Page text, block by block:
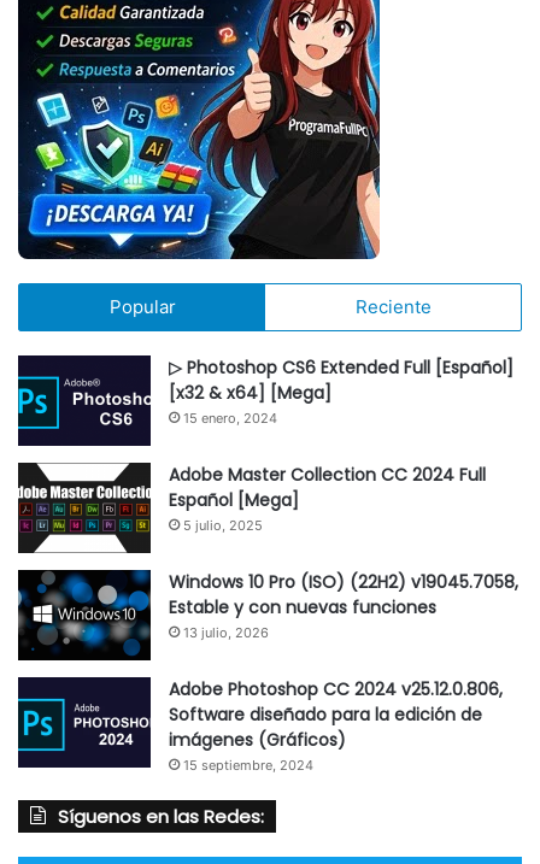
Popular Reciente
▷ Photoshop CS6 Extended Full [Español]
[x32 & x64] [Mega]
15 enero, 2024
Adobe Master Collection CC 2024 Full
Español [Mega]
5 julio, 2025
Windows 10 Pro (ISO) (22H2) v19045.7058,
Estable y con nuevas funciones
13 julio, 2026
Adobe Photoshop CC 2024 v25.12.0.806,
Software diseñado para la edición de
imágenes (Gráficos)
15 septiembre, 2024
Síguenos en las Redes: